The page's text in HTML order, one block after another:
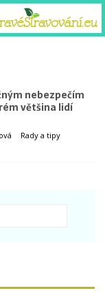
nebezpečím
většina lidí
Rady a tipy